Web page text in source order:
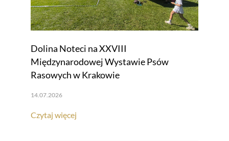
Dolina Noteci na XXVIII
Międzynarodowej Wystawie Psów
Rasowych w Krakowie
14.07.2026
Czytaj więcej